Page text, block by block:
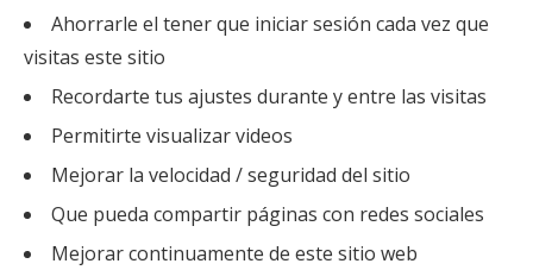
Ahorrarle el tener que iniciar sesión cada vez que
visitas este sitio
Recordarte tus ajustes durante y entre las visitas
Permitirte visualizar videos
Mejorar la velocidad / seguridad del sitio
Que pueda compartir páginas con redes sociales
Mejorar continuamente de este sitio web